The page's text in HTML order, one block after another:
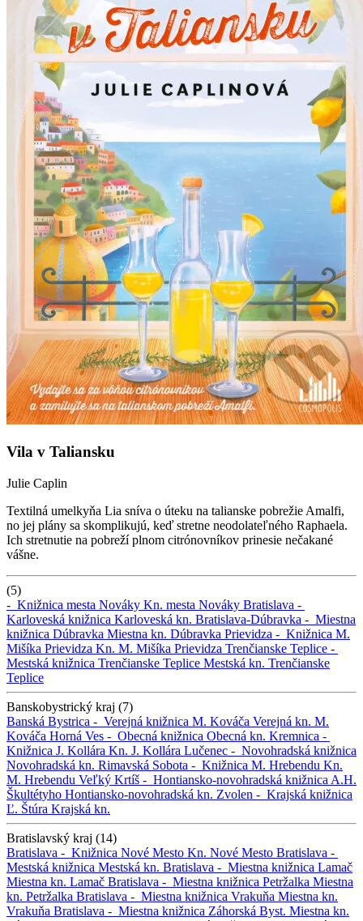
Vila v Taliansku
Julie Caplin
Textilná umelkyňa Lia sníva o úteku na talianske pobrežie Amalfi,
no jej plány sa skomplikujú, keď stretne neodolateľného Raphaela.
Ich stretnutie na pobreží plnom citrónovníkov prinesie nečakané
vášne.
(5)
- Knižnica mesta Nováky Kn. mesta Nováky Bratislava -
Karloveská knižnica Karloveská kn. Bratislava-Dúbravka - Miestna
knižnica Dúbravka Miestna kn. Dúbravka Prievidza - Knižnica M.
Mišíka Prievidza Kn. M. Mišíka Prievidza Trenčianske Teplice -
Mestská knižnica Trenčianske Teplice Mestská kn. Trenčianske
Teplice
Banskobystrický kraj (7)
Banská Bystrica - Verejná knižnica M. Kováča Verejná kn. M.
Kováča Horná Ves - Obecná knižnica Obecná kn. Kremnica -
Knižnica J. Kollára Kn. J. Kollára Lučenec - Novohradská knižnica
Novohradská kn. Rimavská Sobota - Knižnica M. Hrebendu Kn.
M. Hrebendu Veľký Krtíš - Hontiansko-novohradská knižnica A.H.
Škultétyho Hontiansko-novohradská kn. Zvolen - Krajská knižnica
Ľ. Štúra Krajská kn.
Bratislavský kraj (14)
Bratislava - Knižnica Nové Mesto Kn. Nové Mesto Bratislava -
Mestská knižnica Mestská kn. Bratislava - Miestna knižnica Lamač
Miestna kn. Lamač Bratislava - Miestna knižnica Petržalka Miestna
kn. Petržalka Bratislava - Miestna knižnica Vrakuňa Miestna kn.
Vrakuňa Bratislava - Miestna knižnica Záhorská Byst. Miestna kn.